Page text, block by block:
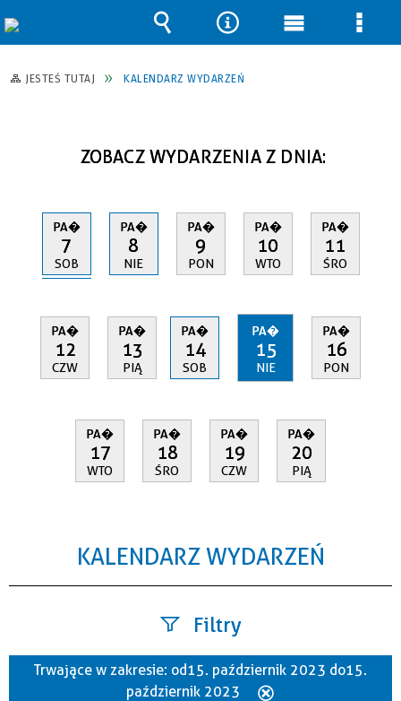
JESTEŚ TUTAJ KALENDARZ WYDARZEŃ
ZOBACZ WYDARZENIA Z DNIA:
PA�
7
SOB
PA�
8
NIE
PA�
9
PON
PA�
10
WTO
PA�
11
ŚRO
PA�
12
CZW
PA�
13
PIĄ
PA�
14
SOB
PA�
15
NIE
PA�
16
PON
PA�
17
WTO
PA�
18
ŚRO
PA�
19
CZW
PA�
20
PIĄ
KALENDARZ WYDARZEŃ
Filtry
Szukana fraza
Trwające w zakresie: od 15. październik 2023 do 15.
październik 2023
Wyszukiwarka
Narzędzia
Menu Menu